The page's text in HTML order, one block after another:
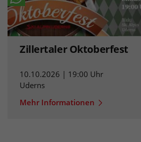
Zillertaler Oktoberfest
10.10.2026 | 19:00 Uhr
Uderns
Mehr Informationen